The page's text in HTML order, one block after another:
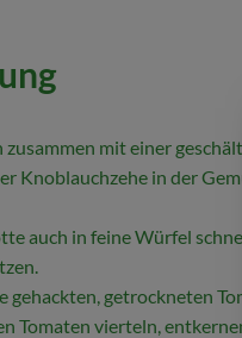
zusammen mit einer
Knoblauchzehe in der
auch in feine Würfel
gehackten, getrockneten
Tomaten vierteln,